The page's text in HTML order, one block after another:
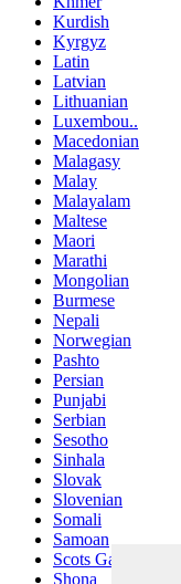
Kurdish
Kyrgyz
Latin
Latvian
Lithuanian
Luxembou..
Macedonian
Malagasy
Malay
Malayalam
Maltese
Maori
Marathi
Mongolian
Burmese
Nepali
Norwegian
Pashto
Persian
Punjabi
Serbian
Sesotho
Sinhala
Slovak
Slovenian
Somali
Samoan
Scots Gaelic
Shona